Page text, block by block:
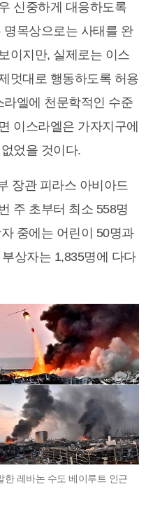
신중하게 대응하도록
목상으로는 사태를 완
이지만, 실제로는 이스
멋대로 행동하도록 허용
엘에 천문학적인 수준
이스라엘은 가자지구에
었을 것이다.
장관 피라스 아비아드
주 초부터 최소 558명
중에는 어린이 50명과
상자는 1,835명에 다다
레바논 수도 베이루트 인근